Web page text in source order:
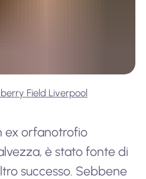
Field Liverpool
ex orfanotrofio
è stato fonte di
successo. Sebbene